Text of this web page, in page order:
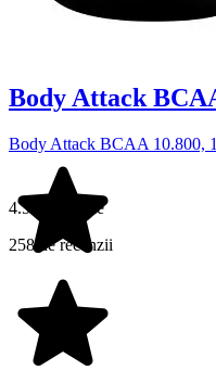
Body Attack
Body Attack BCAA 10.800,
4.5 din 5 stele
258 de recenzii